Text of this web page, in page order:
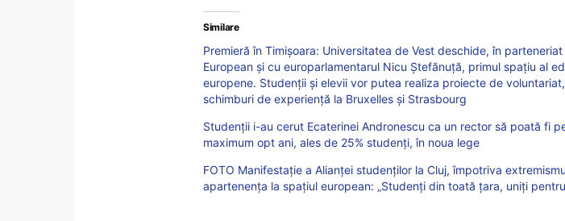
Similare
Premieră în Timișoara: Universitatea de Vest deschide, în
European și cu europarlamentarul Nicu Ștefănuță, primul spațiu al
europene. Studenții și elevii vor putea realiza proiecte de
schimburi de experiență la Bruxelles și Strasbourg
Studenții i-au cerut Ecaterinei Andronescu ca un rector să poată fi
maximum opt ani, ales de 25% studenți, în noua lege
FOTO Manifestație a Alianței studenților la Cluj, împotriva
apartenența la spațiul european: „Studenți din toată țara, uniți